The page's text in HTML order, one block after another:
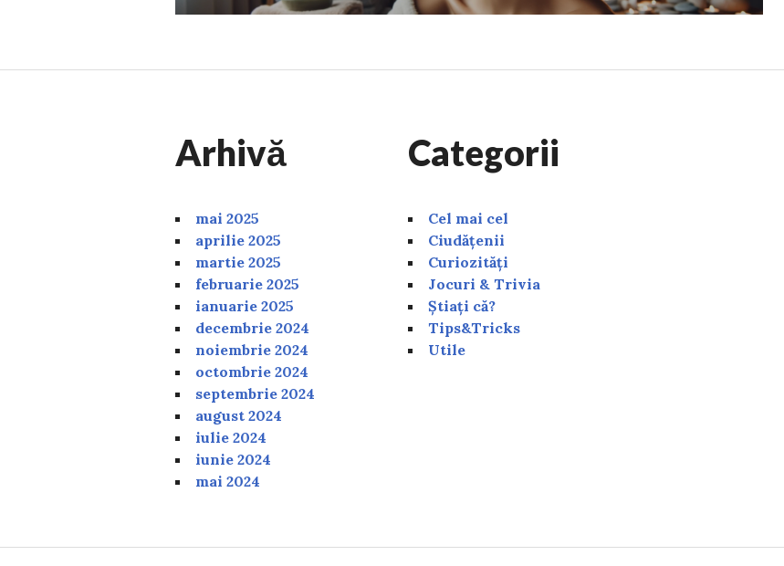
Arhivă
mai 2025
aprilie 2025
martie 2025
februarie 2025
ianuarie 2025
decembrie 2024
noiembrie 2024
octombrie 2024
septembrie 2024
august 2024
iulie 2024
iunie 2024
mai 2024
Categorii
Cel mai cel
Ciudățenii
Curiozități
Jocuri & Trivia
Știați că?
Tips&Tricks
Utile